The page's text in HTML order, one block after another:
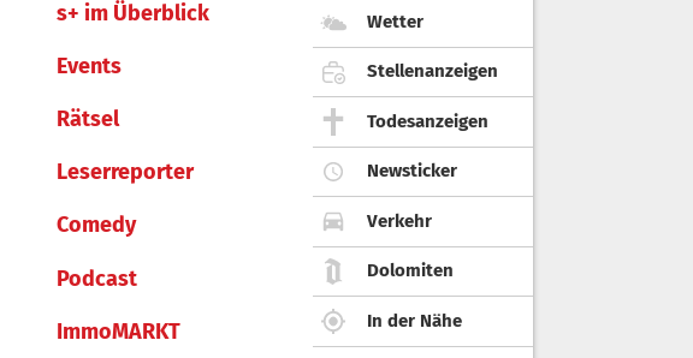
s+ im Überblick
Events
Rätsel
Leserreporter
Comedy
Podcast
ImmoMARKT
Wetter
Stellenanzeigen
Todesanzeigen
Newsticker
Verkehr
Dolomiten
In der Nähe